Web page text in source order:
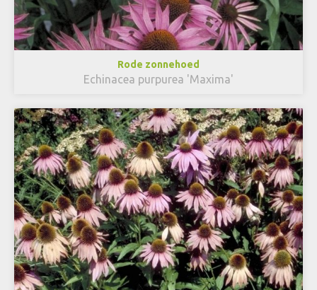
Rode zonnehoed
Echinacea purpurea 'Maxima'